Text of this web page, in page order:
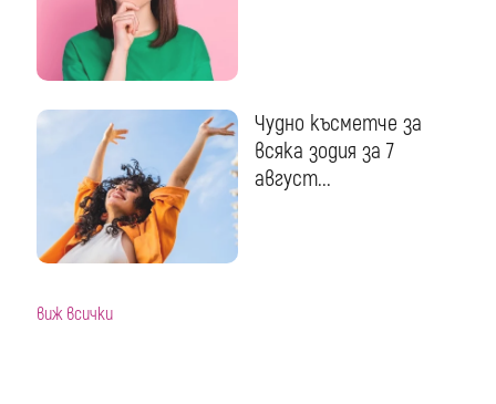
Чудно късметче за
всяка зодия за 7
август...
виж всички